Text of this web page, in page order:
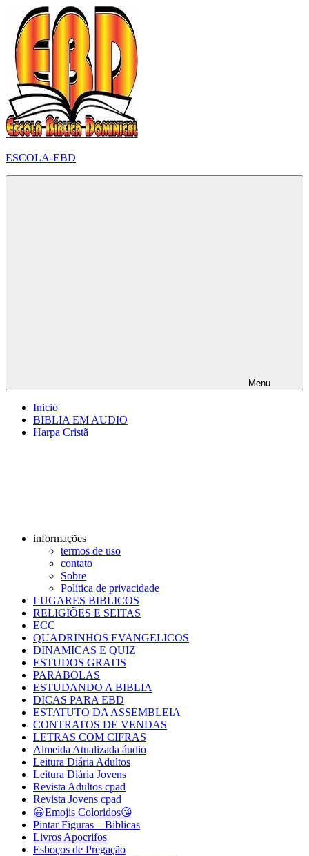
para
conteúdo
ESCOLA-EBD
Menu
Inicio
BIBLIA EM AUDIO
Harpa Cristã
informações
termos de uso
contato
Sobre
Política de privacidade
LUGARES BIBLICOS
RELIGIÕES E SEITAS
ECC
QUADRINHOS EVANGELICOS
DINAMICAS E QUIZ
ESTUDOS GRATIS
PARABOLAS
ESTUDANDO A BIBLIA
DICAS PARA EBD
ESTATUTO DA ASSEMBLEIA
CONTRATOS DE VENDAS
LETRAS COM CIFRAS
Almeida Atualizada áudio
Leitura Diária Adultos
Leitura Diária Jovens
Revista Adultos cpad
Revista Jovens cpad
😀Emojis Coloridos😘
Pintar Figuras – Biblicas
Livros Apocrifos
Esboços de Pregação